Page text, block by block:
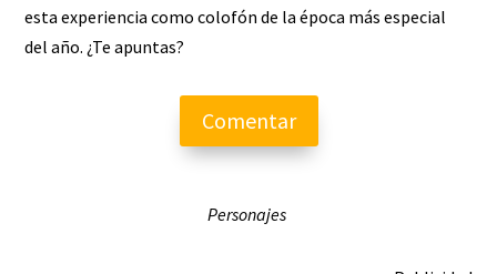
esta experiencia como colofón de la época más especial
del año. ¿Te apuntas?
Comentar
Personajes